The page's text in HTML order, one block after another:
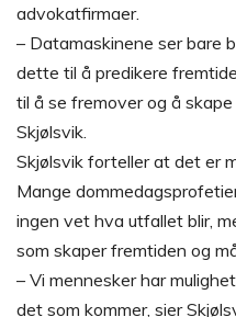
advokatfirmaer.
– Datamaskinene ser bare
dette til å predikere
til å se fremover og å
Skjølsvik.
Skjølsvik forteller at det er
Mange
ingen vet hva utfallet blir,
som skaper fremtiden og
– Vi mennesker har
det som kommer, sier